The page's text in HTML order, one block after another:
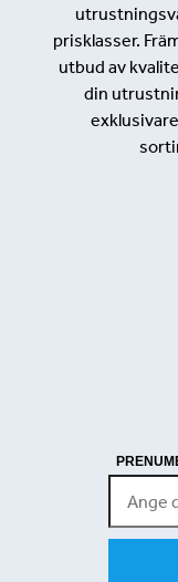
prisklasser.
utbud av
din